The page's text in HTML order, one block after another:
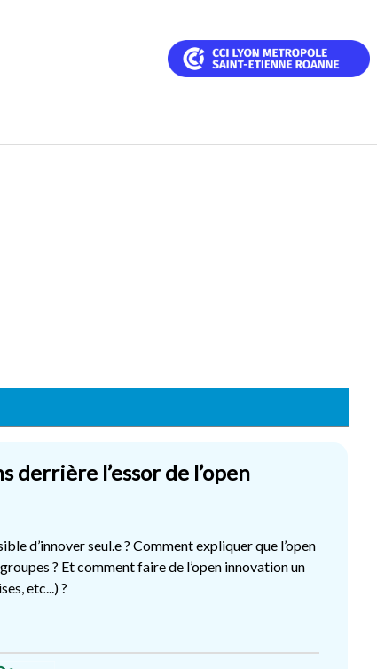
l’essor de l’open
d’innover seul.e ? Comment expliquer que l’open
? Et comment faire de l’open innovation un
etc...) ?